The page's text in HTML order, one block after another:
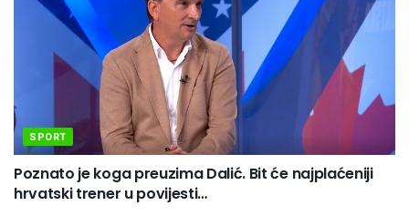
SPORT
Poznato je koga preuzima Dalić. Bit će najplaćeniji
hrvatski trener u povijesti…